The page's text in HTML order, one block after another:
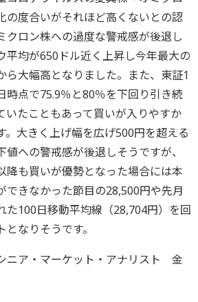
の度合いがそれほど高くないとの認
クロン株への過度な警戒感が後退し
平均が650ドル近く上昇し今年最大の
ら大幅高となりました。また、東証1
時点で75.9％と80％を下回り引き続
いたこともあって買いが入りやすか
。大きく上げ幅を広げ500円を超える
への警戒感が後退しそうですが、
降も買いが優勢となった場合には本
できなかった節目の28,500円や先月
た100日移動平均線（28,704円）を回
なりそうです。
ニア・マーケット・アナリスト 金